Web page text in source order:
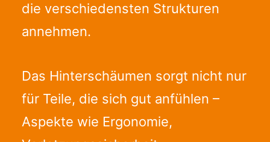
die verschiedensten Strukturen
annehmen.
Das Hinterschäumen sorgt nicht nur
für Teile, die sich gut anfühlen –
Aspekte wie Ergonomie,